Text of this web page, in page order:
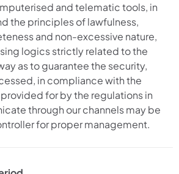
and telematic tools, in
the principles of lawfulness,
and non-excessive nature,
logics strictly related to the
as to guarantee the security,
in compliance with the
for by the regulations in
through our channels may be
for proper management.